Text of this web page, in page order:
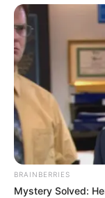
4. Sedangkan
yang relatif kecil
lahan terbatas
BRAINBERRIES
Mystery Solved: